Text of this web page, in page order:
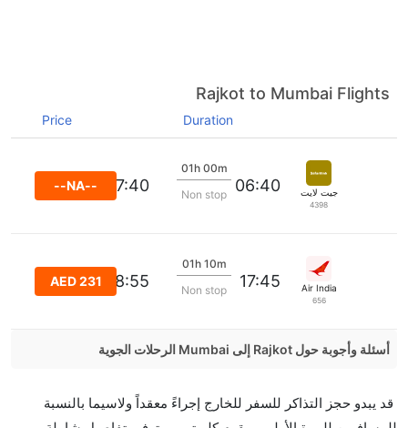
Rajkot to Mumbai Flights
Duration
Price
جيت لايت
4398
06:40
01h 00m
Non stop
07:40
--NA--
Air India
656
17:45
01h 10m
Non stop
18:55
AED 231
أسئلة وأجوبة حول Rajkot إلى Mumbai الرحلات الجوية
من إلىمومباي مما تستغرقه الخطوط الجوية الأخرى؟
قد يبدو حجز التذاكر للسفر للخارج إجراءً معقداً ولاسيما بالنسبة